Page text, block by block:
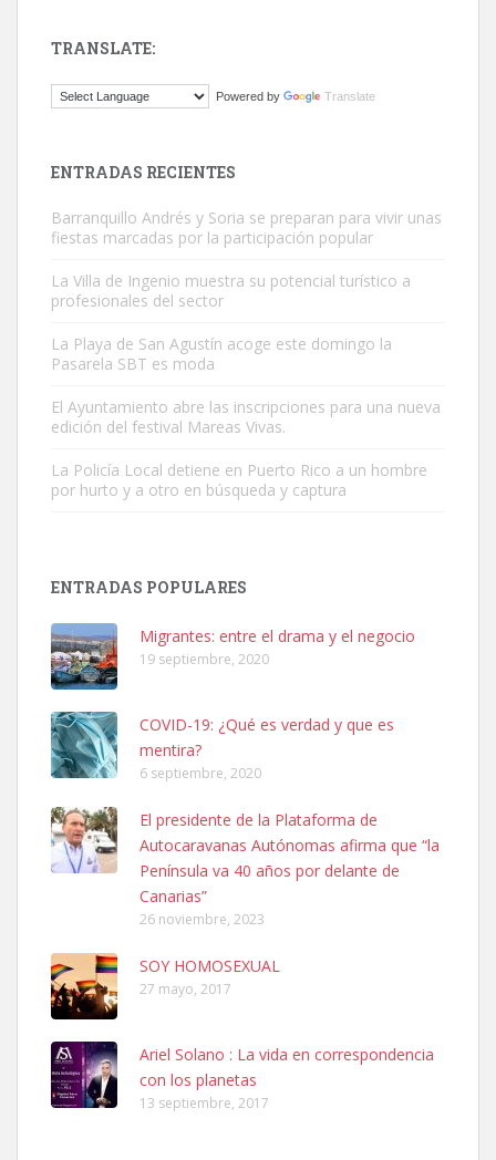
El ayuntamiento se va a llevar a Los Gatos callejeros de la zona los
Este gato macho ha aparecido en la calle hace menos de un mes,
Leales.org » Gran Canaria
9.7.2025
Adopción urgente
hembra, 4 años. Por motivos personales ...
Leales.org » Gran Canaria | 6.7.2025
SHIBA PERDIDO AVDA JOSE MESA Y LOPEZ
PERRO MACHO RAZA SHIBA CON MICROCHIP PERDIDO HOY
06/07/2025 ZONA MESA Y LOPEZ. ES MUY ASUSTADIZO
Leales.org » Gran Canaria | 6.7.2025
Ninfa perdida
TRANSLATE:
Powered by Translate
ENTRADAS RECIENTES
Barranquillo Andrés y Soria se preparan para vivir unas
fiestas marcadas por la participación popular
La Villa de Ingenio muestra su potencial turístico a
profesionales del sector
La Playa de San Agustín acoge este domingo la
Pasarela SBT es moda
El Ayuntamiento abre las inscripciones para una nueva
edición del festival Mareas Vivas.
La Policía Local detiene en Puerto Rico a un hombre
por hurto y a otro en búsqueda y captura
ENTRADAS POPULARES
Migrantes: entre el drama y el negocio
19 septiembre, 2020
COVID-19: ¿Qué es verdad y que es
mentira?
6 septiembre, 2020
El presidente de la Plataforma de
Autocaravanas Autónomas afirma que “la
Península va 40 años por delante de
Canarias”
26 noviembre, 2023
SOY HOMOSEXUAL
27 mayo, 2017
Ariel Solano : La vida en correspondencia
con los planetas
13 septiembre, 2017